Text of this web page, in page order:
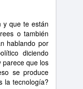
y que te están
o también
hablando por
diciendo
parece que los
se produce
la tecnología?